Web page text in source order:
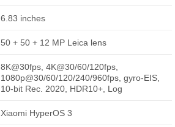
6.83 inches
50 + 50 + 12 MP Leica lens
8K@30fps, 4K@30/60/120fps,
1080p@30/60/120/240/960fps, gyro-EIS,
10-bit Rec. 2020, HDR10+, Log
Xiaomi HyperOS 3